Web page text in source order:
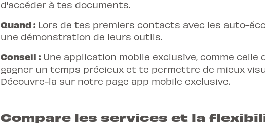
d'accéder à tes documents.
Quand : Lors de tes premiers contacts avec les auto-
une démonstration de leurs outils.
Conseil : Une application mobile exclusive, comme
gagner un temps précieux et te permettre de mieux
Découvre-la sur notre page app mobile exclusive.
Compare les services et la